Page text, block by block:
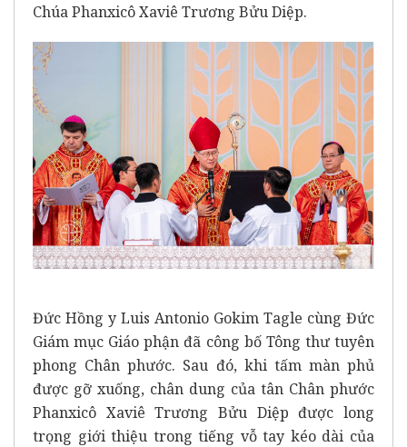
Chúa Phanxicô Xaviê Trương Bửu Diệp.
Đức Hồng y Luis Antonio Gokim Tagle cùng Đức
Giám mục Giáo phận đã công bố Tông thư tuyên
phong Chân phước. Sau đó, khi tấm màn phủ
được gỡ xuống, chân dung của tân Chân phước
Phanxicô Xaviê Trương Bửu Diệp được long
trọng giới thiệu trong tiếng vỗ tay kéo dài của